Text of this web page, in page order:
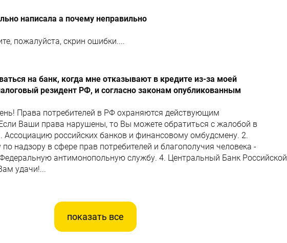
написала а почему неправильно
пожалуйста, скрин ошибки....
на банк, когда мне отказывают в кредите из-за моей
резидент РФ, и согласно законам опубликованным
Права потребителей в РФ охраняются действующим
Ваши права нарушены, то Вы можете обратиться с жалобой в
Ассоциацию российских банков и финансовому омбудсмену. 2.
надзору в сфере прав потребителей и благополучия человека -
антимонопольную службу. 4. Центральный Банк Российской
удачи!...
показать все